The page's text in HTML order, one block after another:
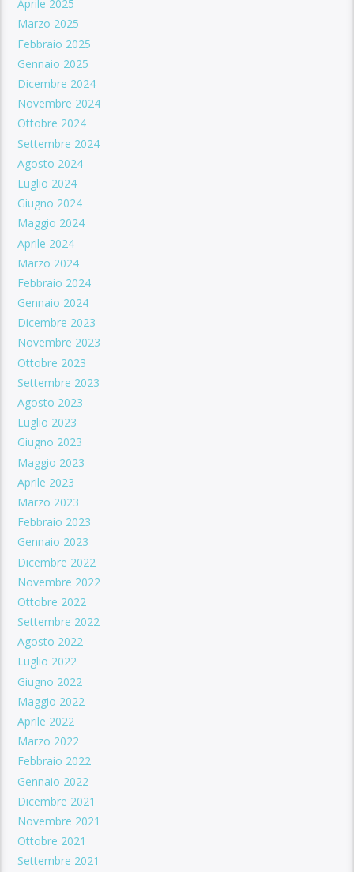
Aprile 2025
Marzo 2025
Febbraio 2025
Gennaio 2025
Dicembre 2024
Novembre 2024
Ottobre 2024
Settembre 2024
Agosto 2024
Luglio 2024
Giugno 2024
Maggio 2024
Aprile 2024
Marzo 2024
Febbraio 2024
Gennaio 2024
Dicembre 2023
Novembre 2023
Ottobre 2023
Settembre 2023
Agosto 2023
Luglio 2023
Giugno 2023
Maggio 2023
Aprile 2023
Marzo 2023
Febbraio 2023
Gennaio 2023
Dicembre 2022
Novembre 2022
Ottobre 2022
Settembre 2022
Agosto 2022
Luglio 2022
Giugno 2022
Maggio 2022
Aprile 2022
Marzo 2022
Febbraio 2022
Gennaio 2022
Dicembre 2021
Novembre 2021
Ottobre 2021
Settembre 2021